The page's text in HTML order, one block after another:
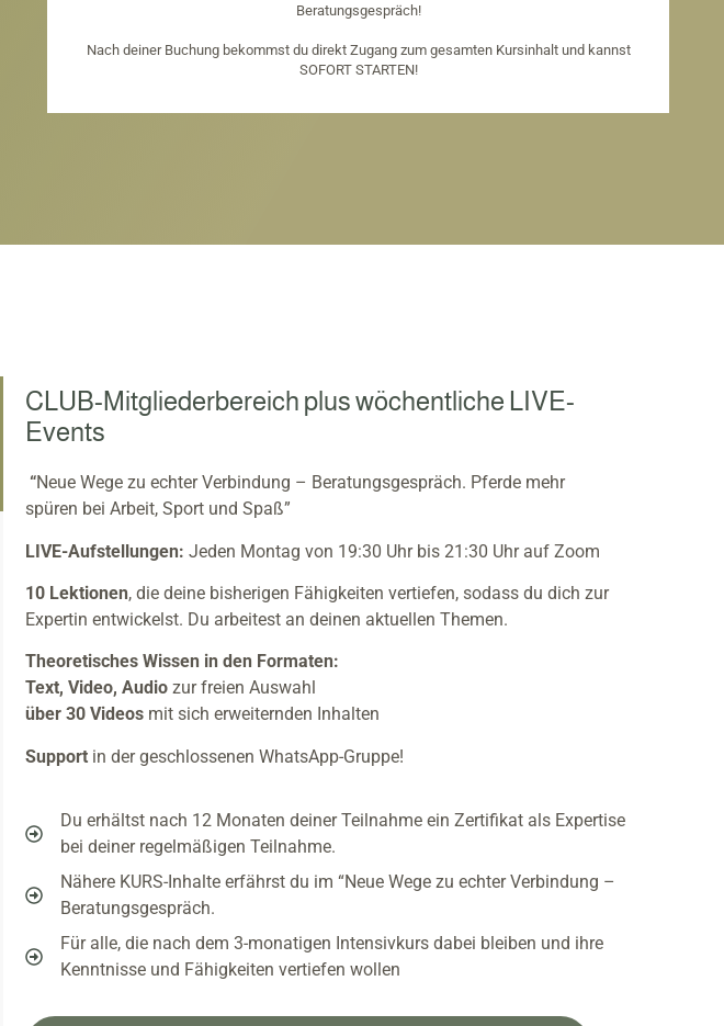
Beratungsgespräch!
Nach deiner Buchung bekommst du direkt Zugang zum gesamten Kursinhalt und kannst
SOFORT STARTEN!
CLUB-Mitgliederbereich plus wöchentliche LIVE-
Events
“Neue Wege zu echter Verbindung – Beratungsgespräch. Pferde mehr
spüren bei Arbeit, Sport und Spaß”
LIVE-Aufstellungen: Jeden Montag von 19:30 Uhr bis 21:30 Uhr auf Zoom
10 Lektionen, die deine bisherigen Fähigkeiten vertiefen, sodass du dich zur
Expertin entwickelst. Du arbeitest an deinen aktuellen Themen.
Theoretisches Wissen in den Formaten:
Text, Video, Audio zur freien Auswahl
über 30 Videos mit sich erweiternden Inhalten
Support in der geschlossenen WhatsApp-Gruppe!
Du erhältst nach 12 Monaten deiner Teilnahme ein Zertifikat als Expertise
bei deiner regelmäßigen Teilnahme.
Nähere KURS-Inhalte erfährst du im “Neue Wege zu echter Verbindung –
Beratungsgespräch.
Für alle, die nach dem 3-monatigen Intensivkurs dabei bleiben und ihre
Kenntnisse und Fähigkeiten vertiefen wollen